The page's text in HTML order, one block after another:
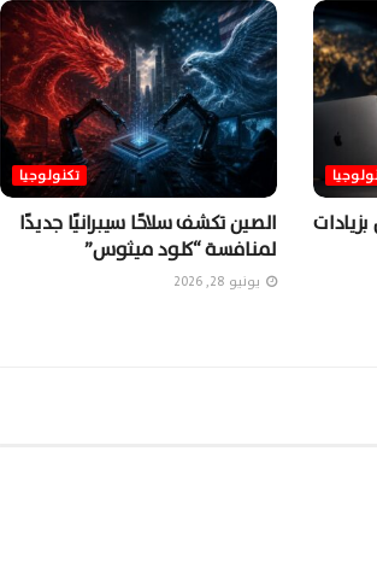
تكنولوجيا
الصين تكشف سلاحًا سيبرانيًا جديدًا
لمنافسة “كلود ميثوس”
يونيو 28, 2026